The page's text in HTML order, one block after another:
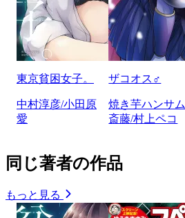
東京貧困女子。
中村淳彦/小田原
愛
ザコオス♂
焼き芋ハンサム
斎藤/村上ペコ
同じ著者の作品
もっと見る